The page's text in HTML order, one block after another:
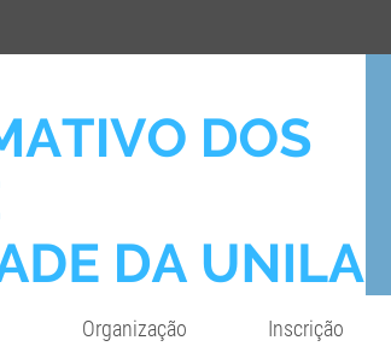
Organização Inscrição